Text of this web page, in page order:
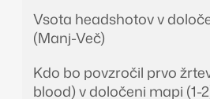
Vsota headshotov v
(Manj-Več)
Kdo bo povzročil prvo
blood) v določeni mapi (1-